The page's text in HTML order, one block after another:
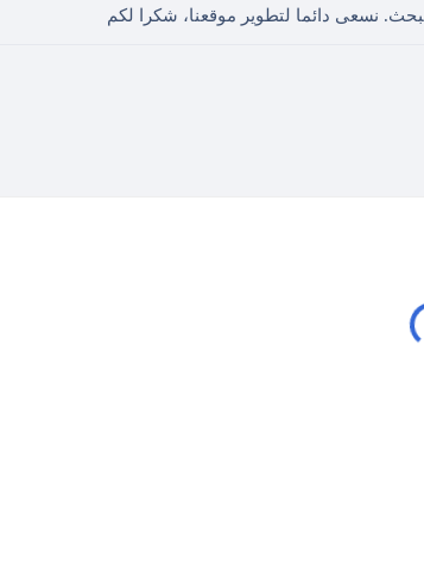
نسعى دائما لتطوير موقعنا، شكرا لكم